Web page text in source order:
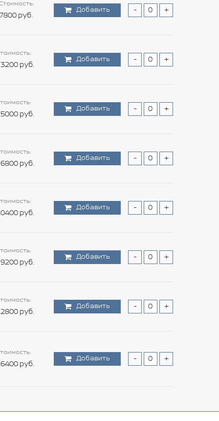
руб.
Добавить - +
руб.
Добавить - +
руб.
Добавить - +
руб.
Добавить - +
руб.
Добавить - +
руб.
Добавить - +
руб.
Добавить - +
руб.
Добавить - +